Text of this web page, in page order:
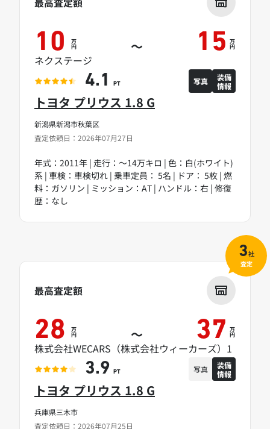
新潟県新潟市秋葉区
査定依頼日：2026年07月27日
トヨタ プリウス 1.8 G
年式：2011年 | 走行：～14万キロ | 色：白(ホワイト)
系 | 車検：車検切れ | 乗車定員： 5名 | ドア： 5枚 | 燃
料：ガソリン | ミッション：AT | ハンドル：右 | 修復
歴：なし
10 万
円 ～ 15 万
円
ネクステージ
4.1 PT 写真
装備
情報
兵庫県三木市
査定依頼日：2026年07月25日
トヨタ プリウス 1.8 G
最高査定額
28 万
円 ～ 37 万
円
株式会社WECARS（株式会社ウィーカーズ）1
3.9 PT 写真
装備
情報
3社
査定